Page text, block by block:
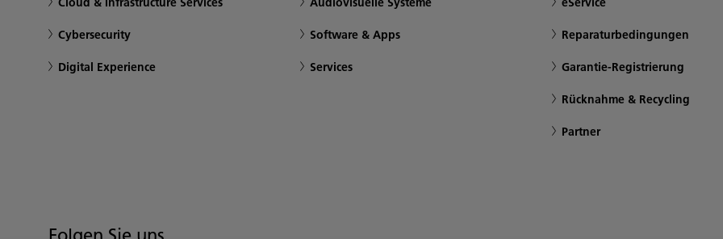
Cybersecurity
Digital Experience
Software & Apps
Services
Reparaturbedingungen
Garantie-Registrierung
Rücknahme & Recycling
Partner